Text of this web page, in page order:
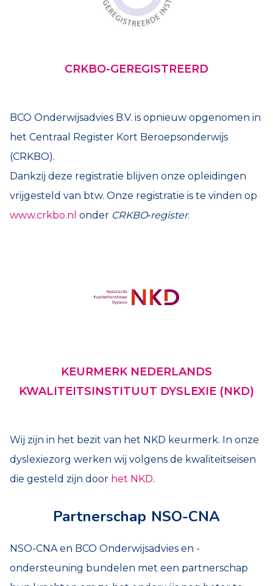
CRKBO-GEREGISTREERD
BCO Onderwijsadvies B.V. is opnieuw opgenomen in
het Centraal Register Kort Beroepsonderwijs
(CRKBO).
Dankzij deze registratie blijven onze opleidingen
vrijgesteld van btw. Onze registratie is te vinden op
www.crkbo.nl onder CRKBO‑register.
KEURMERK NEDERLANDS
KWALITEITSINSTITUUT DYSLEXIE (NKD)
Wij zijn in het bezit van het NKD keurmerk. In onze
dyslexiezorg werken wij volgens de kwaliteitseisen
die gesteld zijn door het NKD.
Partnerschap NSO-CNA
NSO-CNA en BCO Onderwijsadvies en -
ondersteuning bundelen met een partnerschap